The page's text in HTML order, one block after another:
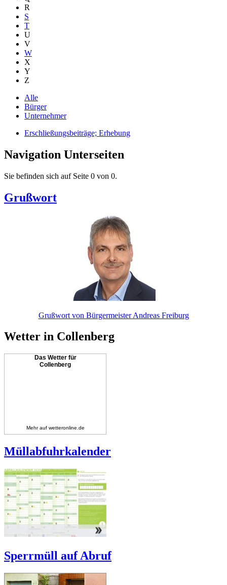
R
S
T
U
V
W
X
Y
Z
Alle
Bürger
Unternehmer
Erschließungsbeiträge; Erhebung
Navigation Unterseiten
Sie befinden sich auf Seite 0 von 0.
Grußwort
Grußwort von Bürgermeister Andreas Freiburg
Wetter in Collenberg
Das Wetter für
Collenberg
Mehr auf wetteronline.de
Müllabfuhrkalender
Sperrmüll auf Abruf